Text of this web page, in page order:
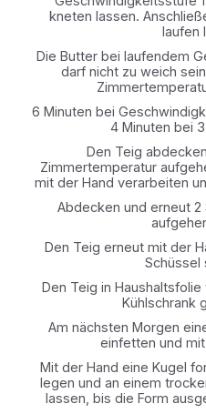
kneten lassen.
laufen
Die Butter bei laufendem
darf nicht zu weich
6 Minuten bei
4 Minuten bei
Den Teig
Zimmertemperatur
mit der Hand verarbeiten
Abdecken und erneut 2
Den Teig erneut mit der
Schüssel
Den Teig in
Kühlschrank
Am nächsten Morgen
einfetten und
Mit der Hand eine Kugel
legen und an einem
lassen, bis die Form